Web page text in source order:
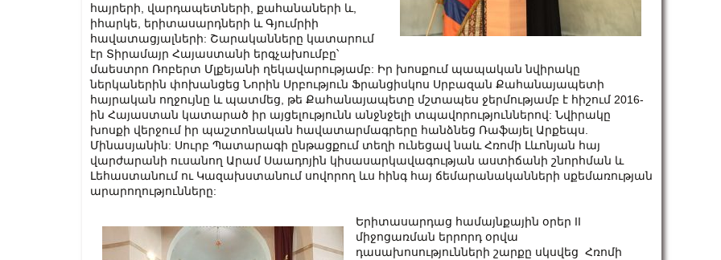
հայրերի, վարդապետների, քահանաների և,
իհարկե, երիտասարդների և Գյումրիի
հավատացյալների: Շարականները կատարում
էր Տիրամայր Հայաստանի երգչախումբը՝
մաեստրո Ռոբերտ Մլքեյանի ղեկավարությամբ: Իր խոսքում պապական նվիրակը
ներկաներին փոխանցեց Նորին Սրբություն Ֆրանցիսկոս Սրբազան Քահանայապետի
հայրական ողջույնը և պատմեց, թե Քահանայապետը մշտապես ջերմությամբ է հիշում 2016-
ին Հայաստան կատարած իր այցելությունն անջնջելի տպավորություններով: Նվիրակը
խոսքի վերջում իր պաշտոնական հավատարմագրերը հանձնեց Ռաֆայել Արքեպս.
Մինասյանին: Սուրբ Պատարագի ընթացքում տեղի ունեցավ նաև Հռոմի Լևոնյան հայ
վարժարանի ուսանող Արամ Սաադոյին կիսասարկավագության աստիճանի շնորհման և
Լեհաստանում ու Կազախստանում սովորող ևս հինգ հայ ճեմարանականների սքեմառության
արարողությունները:
Երիտասարդաց համայնքային օրեր II
միջոցառման երրորդ օրվա
դասախոսությունների շարքը սկսվեց Հռոմի